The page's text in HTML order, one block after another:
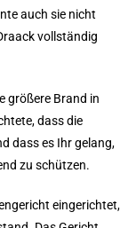
auch sie nicht
vollständig
größere Brand in
dass die
dass es Ihr gelang,
zu schützen.
eingerichtet,